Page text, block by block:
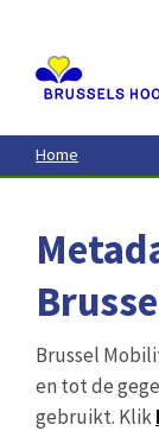
contenu
principal
Home
Brussel
en tot de
gebruikt. Klik